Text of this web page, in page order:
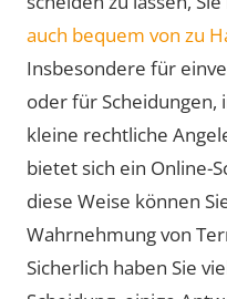
auch bequem von zu
Insbesondere für
oder für Scheidungen,
kleine rechtliche
bietet sich ein Online-
diese Weise können
Wahrnehmung von
Sicherlich haben Sie